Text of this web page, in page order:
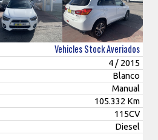
Vehicles Stock Averiados
4 / 2015
Blanco
Manual
105.332 Km
115CV
Diesel